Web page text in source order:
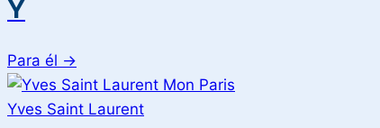
Y
Para él →
Yves Saint Laurent